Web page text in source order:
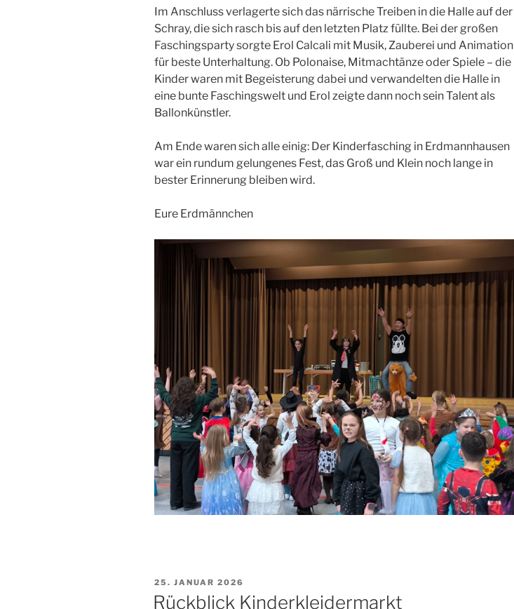
Im Anschluss verlagerte sich das närrische Treiben in die Halle auf der
Schray, die sich rasch bis auf den letzten Platz füllte. Bei der großen
Faschingsparty sorgte Erol Calcali mit Musik, Zauberei und Animation
für beste Unterhaltung. Ob Polonaise, Mitmachtänze oder Spiele – die
Kinder waren mit Begeisterung dabei und verwandelten die Halle in
eine bunte Faschingswelt und Erol zeigte dann noch sein Talent als
Ballonkünstler.
Am Ende waren sich alle einig: Der Kinderfasching in Erdmannhausen
war ein rundum gelungenes Fest, das Groß und Klein noch lange in
bester Erinnerung bleiben wird.
Eure Erdmännchen
VERÖFFENTLICHT
AM
25. JANUAR 2026
Rückblick Kinderkleidermarkt